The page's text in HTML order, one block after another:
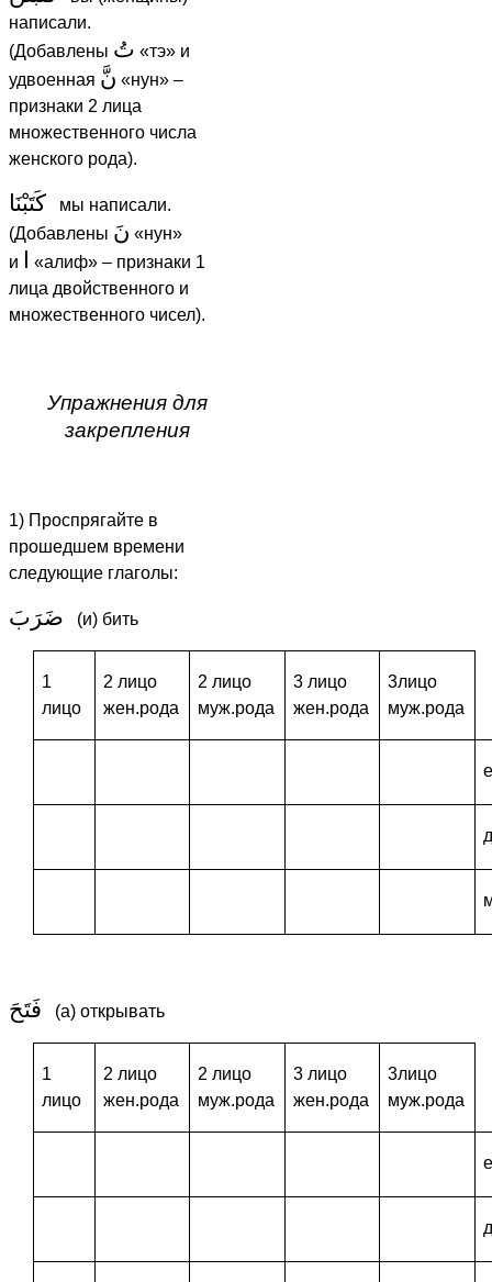
написали.
(Добавлены تُ «тэ» и
удвоенная نَّ «нун» –
признаки 2 лица
множественного числа
женского рода).
كَتَبْنَا мы написали.
(Добавлены نَ «нун»
и
«алиф» – признаки 1
лица двойственного и
множественного чисел).
Упражнения для
закрепления
1) Проспрягайте в
прошедшем времени
следующие глаголы:
ضَرَبَ (и) бить
1
лицо
2 лицо
жен.рода
2 лицо
муж.рода
3 лицо
жен.рода
3лицо
муж.рода
فَتَحَ (а) открывать
1
лицо
2 лицо
жен.рода
2 лицо
муж.рода
3 лицо
жен.рода
3лицо
муж.рода